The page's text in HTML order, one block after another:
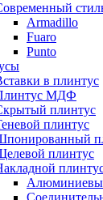
Armadillo
Fuaro
Punto
в плинтус
МДФ
плинтус
плинтус
плинтус